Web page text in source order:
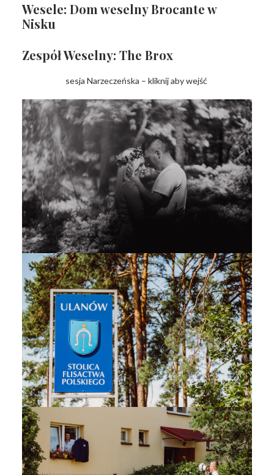
Wesele: Dom weselny Brocante w
Nisku
Zespół Weselny: The Brox
sesja Narzeczeńska – kliknij aby wejść